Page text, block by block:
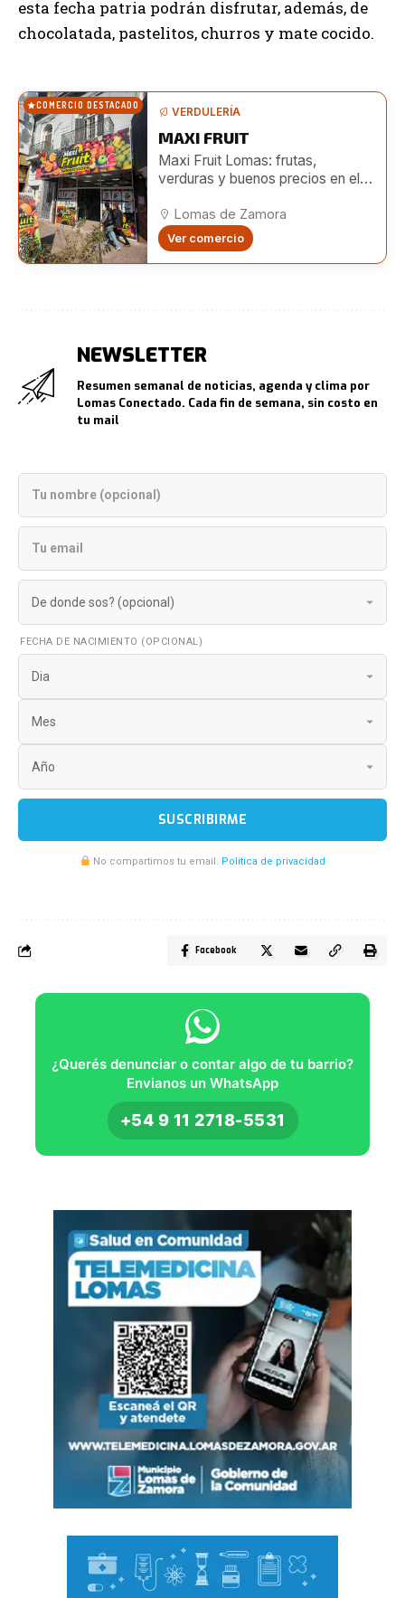
esta fecha patria podrán disfrutar, además, de
chocolatada, pastelitos, churros y mate cocido.
COMERCIO DESTACADO
VERDULERÍA
MAXI FRUIT
Maxi Fruit Lomas: frutas,
verduras y buenos precios en el
Lomas de Zamora
Ver comercio
NEWSLETTER
Resumen semanal de noticias, agenda y clima por
Lomas Conectado. Cada fin de semana, sin costo en
tu mail
FECHA DE NACIMIENTO (OPCIONAL)
SUSCRIBIRME
No compartimos tu email. Politica de privacidad
Facebook
¿Querés denunciar o contar algo de tu barrio?
Envianos un WhatsApp
+54 9 11 2718-5531